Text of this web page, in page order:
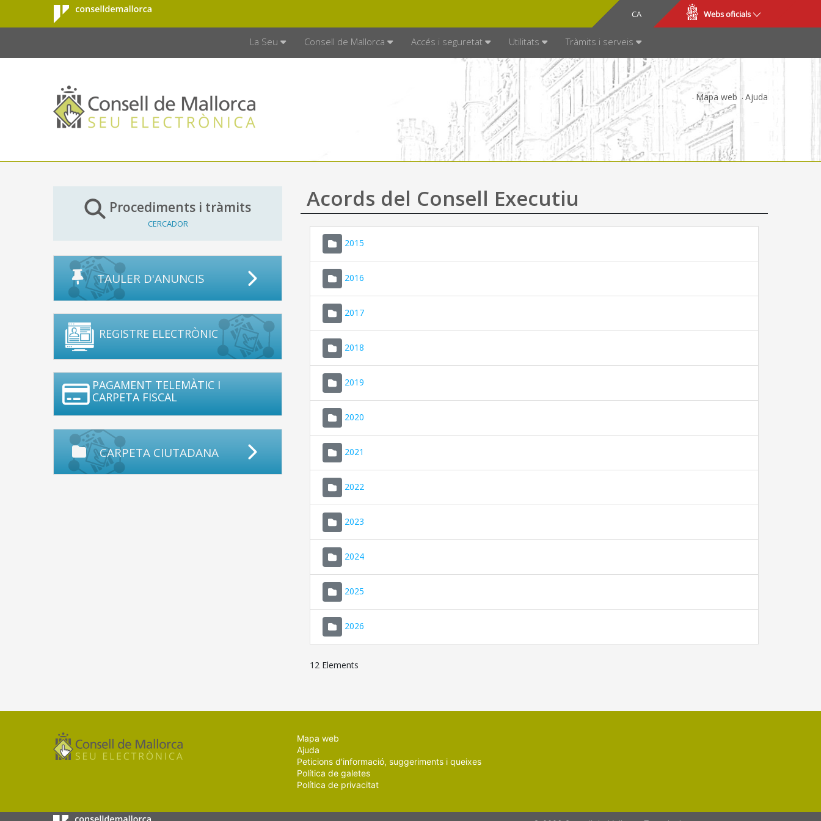
Salta al contingut principal
Consell de
Mallorca
CA
ES Webs oficials
La Seu Consell de Mallorca Accés i seguretat Utilitats Tràmits i serveis
Mapa web Ajuda
Procediments i tràmits
CERCADOR
TAULER D'ANUNCIS
REGISTRE ELECTRÒNIC
PAGAMENT TELEMÀTIC I
CARPETA FISCAL
CARPETA CIUTADANA
Acords del Consell Executiu
2015
2016
2017
2018
2019
2020
2021
2022
2023
2024
2025
2026
12 Elements
Mapa web
Ajuda
Peticions d'informació, suggeriments i queixes
Política de galetes
Política de privacitat